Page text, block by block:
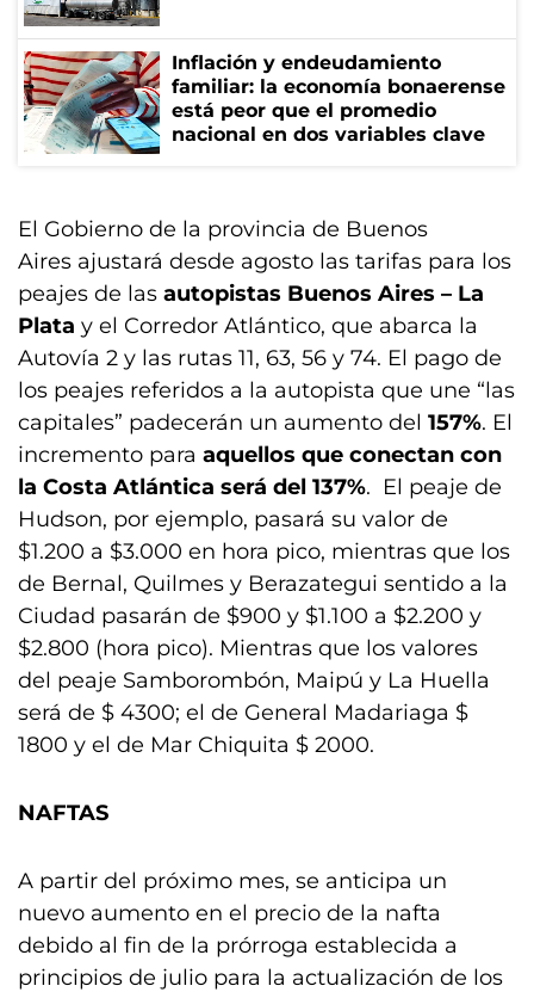
Inflación y endeudamiento
familiar: la economía bonaerense
está peor que el promedio
nacional en dos variables clave
El Gobierno de la provincia de Buenos
Aires ajustará desde agosto las tarifas para los
peajes de las autopistas Buenos Aires – La
Plata y el Corredor Atlántico, que abarca la
Autovía 2 y las rutas 11, 63, 56 y 74. El pago de
los peajes referidos a la autopista que une “las
capitales” padecerán un aumento del 157%. El
incremento para aquellos que conectan con
la Costa Atlántica será del 137%. El peaje de
Hudson, por ejemplo, pasará su valor de
$1.200 a $3.000 en hora pico, mientras que los
de Bernal, Quilmes y Berazategui sentido a la
Ciudad pasarán de $900 y $1.100 a $2.200 y
$2.800 (hora pico). Mientras que los valores
del peaje Samborombón, Maipú y La Huella
será de $ 4300; el de General Madariaga $
1800 y el de Mar Chiquita $ 2000.
NAFTAS
A partir del próximo mes, se anticipa un
nuevo aumento en el precio de la nafta
debido al fin de la prórroga establecida a
principios de julio para la actualización de los